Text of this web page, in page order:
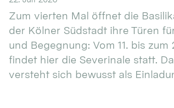
Zum vierten Mal öffnet die
der Kölner Südstadt ihre Türen
und Begegnung: Vom 11. bis zum
findet hier die Severinale statt.
versteht sich bewusst als